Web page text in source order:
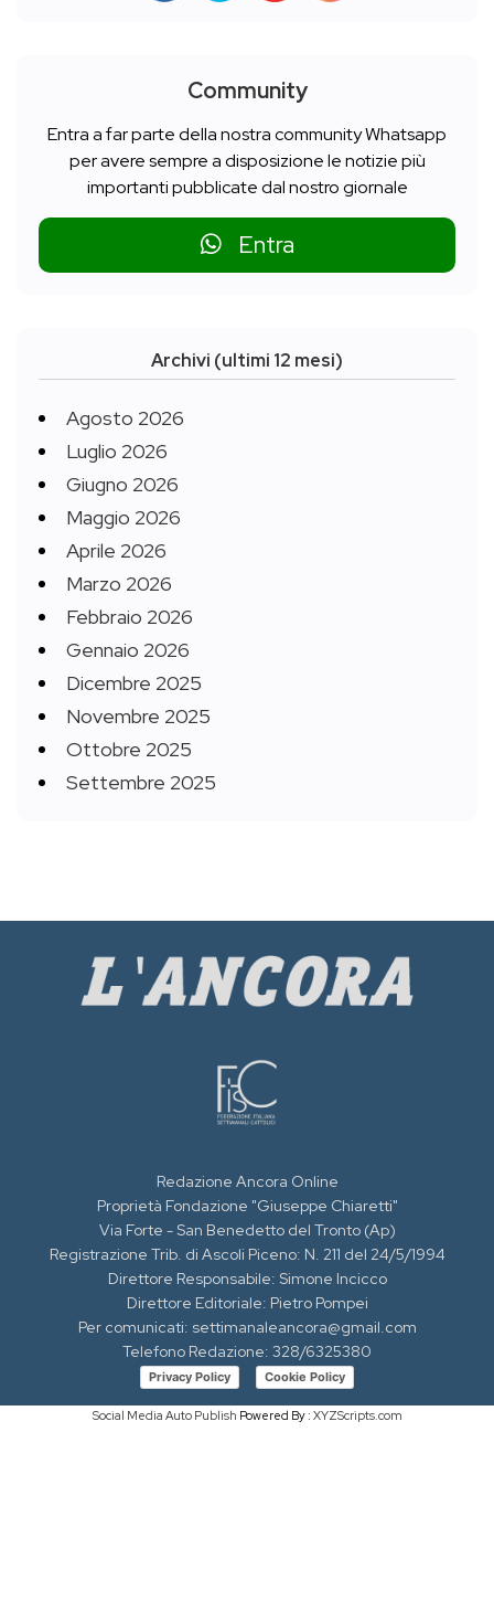
Community
Entra a far parte della nostra community Whatsapp
per avere sempre a disposizione le notizie più
importanti pubblicate dal nostro giornale
Entra
Archivi (ultimi 12 mesi)
Agosto 2026
Luglio 2026
Giugno 2026
Maggio 2026
Aprile 2026
Marzo 2026
Febbraio 2026
Gennaio 2026
Dicembre 2025
Novembre 2025
Ottobre 2025
Settembre 2025
Redazione Ancora Online
Proprietà Fondazione "Giuseppe Chiaretti"
Via Forte - San Benedetto del Tronto (Ap)
Registrazione Trib. di Ascoli Piceno: N. 211 del 24/5/1994
Direttore Responsabile: Simone Incicco
Direttore Editoriale: Pietro Pompei
Per comunicati: settimanaleancora@gmail.com
Telefono Redazione: 328/6325380
Privacy Policy Cookie Policy
Social Media Auto Publish Powered By : XYZScripts.com